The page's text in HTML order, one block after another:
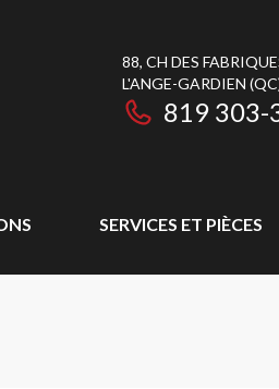
88, CH DES
L'ANGE-GARDIEN
819 303-
SERVICES ET PIÈCES